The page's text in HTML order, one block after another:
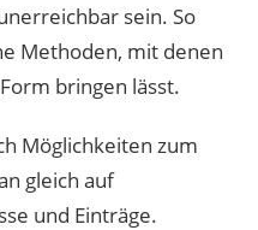
sein. So
Methoden, mit denen
bringen lässt.
Möglichkeiten zum
gleich auf
und Einträge.